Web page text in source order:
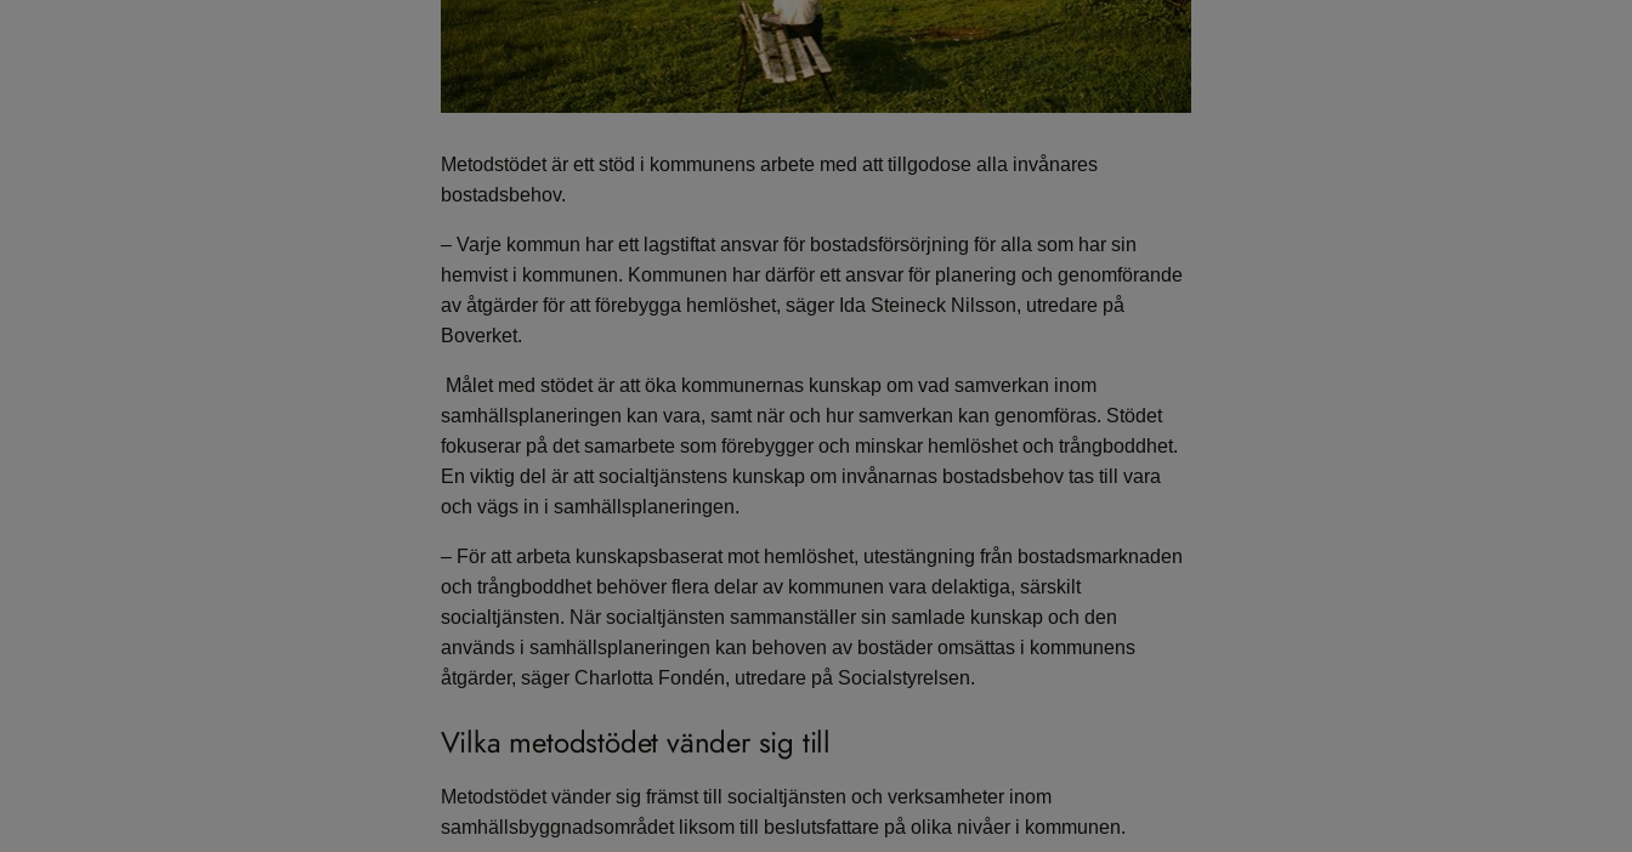
Metodstödet är ett stöd i kommunens arbete med att tillgodose alla invånares
bostadsbehov.
– Varje kommun har ett lagstiftat ansvar för bostadsförsörjning för alla som har sin
hemvist i kommunen. Kommunen har därför ett ansvar för planering och genomförande
av åtgärder för att förebygga hemlöshet, säger Ida Steineck Nilsson, utredare på
Boverket.
Målet med stödet är att öka kommunernas kunskap om vad samverkan inom
samhällsplaneringen kan vara, samt när och hur samverkan kan genomföras. Stödet
fokuserar på det samarbete som förebygger och minskar hemlöshet och trångboddhet.
En viktig del är att socialtjänstens kunskap om invånarnas bostadsbehov tas till vara
och vägs in i samhällsplaneringen.
– För att arbeta kunskapsbaserat mot hemlöshet, utestängning från bostadsmarknaden
och trångboddhet behöver flera delar av kommunen vara delaktiga, särskilt
socialtjänsten. När socialtjänsten sammanställer sin samlade kunskap och den
används i samhällsplaneringen kan behoven av bostäder omsättas i kommunens
åtgärder, säger Charlotta Fondén, utredare på Socialstyrelsen.
Vilka metodstödet vänder sig till
Metodstödet vänder sig främst till socialtjänsten och verksamheter inom
samhällsbyggnadsområdet liksom till beslutsfattare på olika nivåer i kommunen.